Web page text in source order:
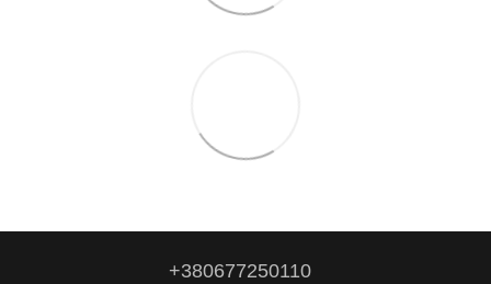
+380677250110